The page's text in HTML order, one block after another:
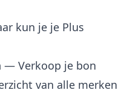
kun je je Plus
— Verkoop je bon
van alle merken